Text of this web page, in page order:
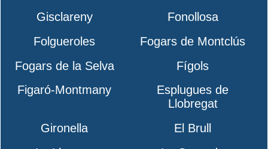
Gisclareny
Fonollosa
Folgueroles
Fogars de Montclús
Fogars de la Selva
Fígols
Figaró-Montmany
Esplugues de
Llobregat
Gironella
El Brull